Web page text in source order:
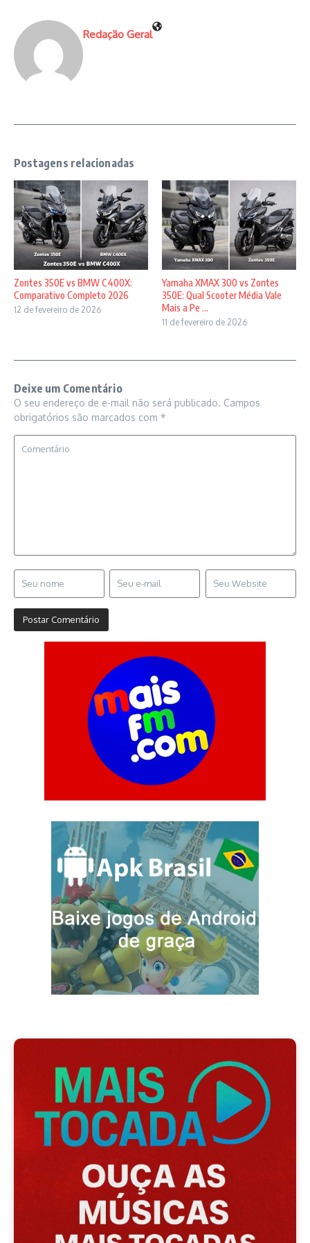
Redação Geral
Postagens relacionadas
Zontes 350E vs BMW C400X:
Comparativo Completo 2026
12 de fevereiro de 2026
Yamaha XMAX 300 vs Zontes
350E: Qual Scooter Média Vale
Mais a Pe ...
11 de fevereiro de 2026
Deixe um Comentário
O seu endereço de e-mail não será publicado. Campos
obrigatórios são marcados com *